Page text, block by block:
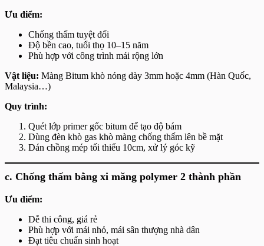
Ưu điểm:
Chống thấm tuyệt đối
Độ bền cao, tuổi thọ 10–15 năm
Phù hợp với công trình mái rộng lớn
Vật liệu: Màng Bitum khò nóng dày 3mm hoặc 4mm (Hàn Quốc,
Malaysia…)
Quy trình:
Quét lớp primer gốc bitum để tạo độ bám
Dùng đèn khò gas khò màng chống thấm lên bề mặt
Dán chồng mép tối thiểu 10cm, xử lý góc kỹ
c. Chống thấm bằng xi măng polymer 2 thành phần
Ưu điểm:
Dễ thi công, giá rẻ
Phù hợp với mái nhỏ, mái sân thượng nhà dân
Đạt tiêu chuẩn sinh hoạt